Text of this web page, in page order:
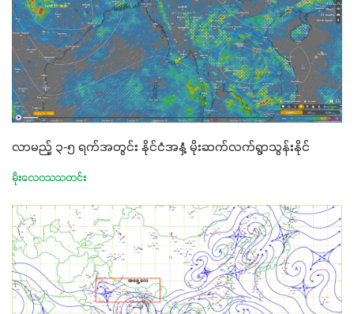
လာမည့် ၃-၅ ရက်အတွင်း နိုင်ငံအနှံ့ မိုးဆက်လက်ရွာသွန်းနိုင်
မိုးလေဝသသတင်း